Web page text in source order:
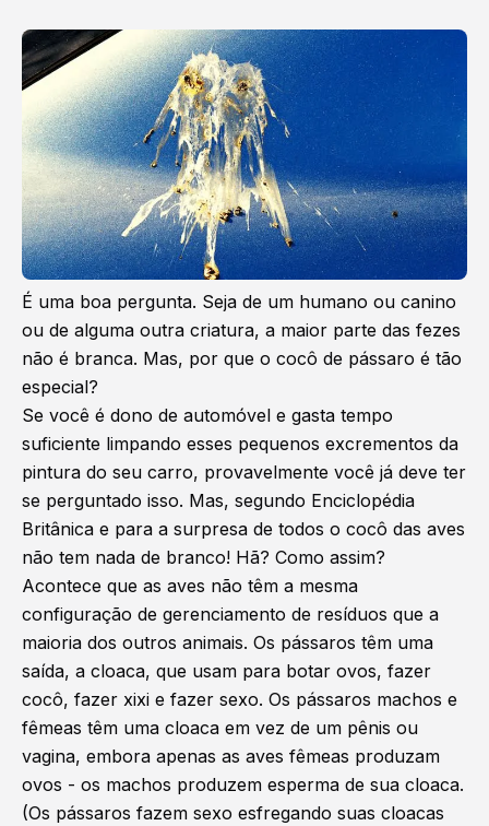
É uma boa pergunta. Seja de um humano ou canino
ou de alguma outra criatura, a maior parte das fezes
não é branca. Mas, por que o cocô de pássaro é tão
especial?
Se você é dono de automóvel e gasta tempo
suficiente limpando esses pequenos excrementos da
pintura do seu carro, provavelmente você já deve ter
se perguntado isso. Mas, segundo Enciclopédia
Britânica e para a surpresa de todos o cocô das aves
não tem nada de branco! Hã? Como assim?
Acontece que as aves não têm a mesma
configuração de gerenciamento de resíduos que a
maioria dos outros animais. Os pássaros têm uma
saída, a cloaca, que usam para botar ovos, fazer
cocô, fazer xixi e fazer sexo. Os pássaros machos e
fêmeas têm uma cloaca em vez de um pênis ou
vagina, embora apenas as aves fêmeas produzam
ovos - os machos produzem esperma de sua cloaca.
(Os pássaros fazem sexo esfregando suas cloacas